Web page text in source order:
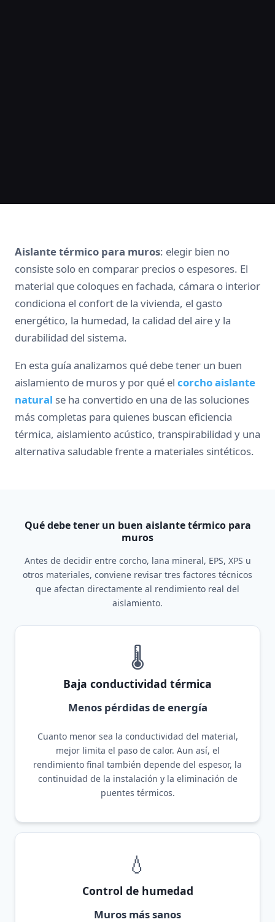
Aislante térmico para muros: elegir bien no
consiste solo en comparar precios o espesores. El
material que coloques en fachada, cámara o interior
condiciona el confort de la vivienda, el gasto
energético, la humedad, la calidad del aire y la
durabilidad del sistema.
En esta guía analizamos qué debe tener un buen
aislamiento de muros y por qué el corcho aislante
natural se ha convertido en una de las soluciones
más completas para quienes buscan eficiencia
térmica, aislamiento acústico, transpirabilidad y una
alternativa saludable frente a materiales sintéticos.
Qué debe tener un buen aislante térmico para
muros
Antes de decidir entre corcho, lana mineral, EPS, XPS u
otros materiales, conviene revisar tres factores técnicos
que afectan directamente al rendimiento real del
aislamiento.
🌡️
Baja conductividad térmica
Menos pérdidas de energía
Cuanto menor sea la conductividad del material,
mejor limita el paso de calor. Aun así, el
rendimiento final también depende del espesor, la
continuidad de la instalación y la eliminación de
puentes térmicos.
💧
Control de humedad
Muros más sanos